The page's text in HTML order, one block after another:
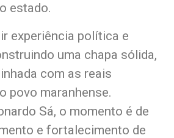
estado.
experiência política e
uma chapa sólida,
com as reais
povo maranhense.
Sá, o momento é de
e fortalecimento de